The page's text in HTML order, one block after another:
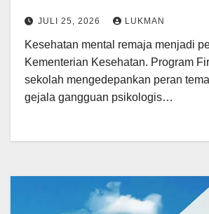
JULI 25, 2026 LUKMAN
Kesehatan mental remaja menjadi
Kementerian Kesehatan. Program
sekolah mengedepankan peran
gejala gangguan psikologis…